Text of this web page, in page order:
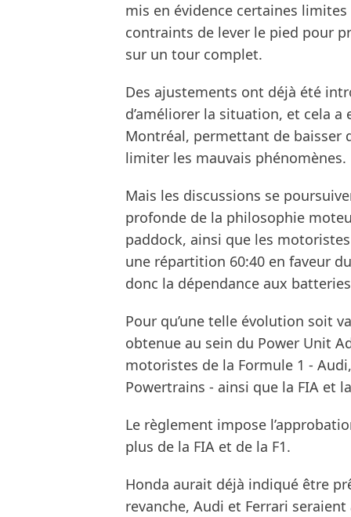
mis en évidence certaines
contraints de lever le pied pour
sur un tour complet.
Des ajustements ont déjà été
d’améliorer la situation, et cela a
Montréal, permettant de baisser
limiter les mauvais phénomènes.
Mais les discussions se
profonde de la philosophie
paddock, ainsi que les
une répartition 60:40 en faveur
donc la dépendance aux
Pour qu’une telle évolution soit
obtenue au sein du Power Unit
motoristes de la Formule 1 -
Powertrains - ainsi que la FIA et
Le règlement impose
plus de la FIA et de la F1.
Honda aurait déjà indiqué être
revanche, Audi et Ferrari